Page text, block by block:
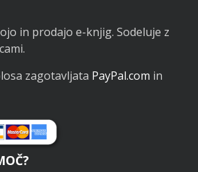
in prodajo e-knjig. Sodeluje z
zagotavljata PayPal.com in